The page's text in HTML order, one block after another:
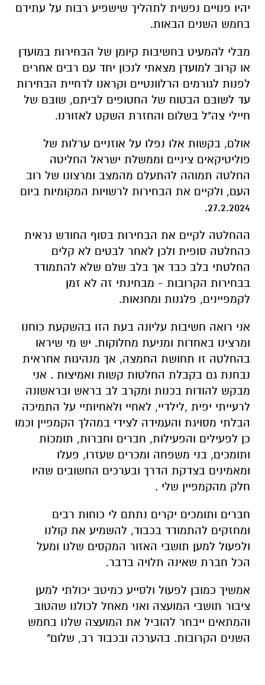
יהיו פנויים נפשית לתהליך שישפיע רבות על עתידם
בחמש השנים הבאות.
מבלי להמעיט בחשיבות קיומן של הבחירות במועדן
או קרוב למועדן מצאתי לנכון יחד עם רבים אחרים
לפנות לגורמים הרלוונטיים וקראנו לדחיית הבחירות
עד לשובם הבטוח של החטופים לביתם, שובם של
חיילי צה"ל בשלום והחזרת השקט לאזורנו.
אולם, בקשות אלו נפלו על אוזניים ערלות של
פוליטיקאים ציניים וממשלת ישראל החליטה
החלטה תמוהה להתעלם מהמצב ומרצונו של רוב
העם, ולקיים את הבחירות לרשויות המקומיות ביום
27.2.2024.
ההחלטה לקיים את הבחירות בסוף החודש נראית
כהחלטה סופית ולכן לאחר לבטים לא קלים
החלטתי בלב כבד אך בלב שלם שלא להתמודד
בבחירות הקרובות - מבחינתי זה לא זמן
לקמפיינים, פלגנות ומחנאות.
אני רואה חשיבות עליונה בעת הזו בהשקעת כוחנו
ומרצינו באחדות ומניעת מחלוקות. יש מי שיראו
בהחלטה זו תחושת החמצה, אך מנהיגות אחראית
נבחנת גם בקבלת החלטות קשות ואמיצות . אני
מבקש להודות בכנות ומקרב לב בראש ובראשונה
לרעייתי יפית ,לילדיי, לאחיי ולאחיותיי על התמיכה
הבלתי מסויגת והעמידה לצידי במהלך הקמפיין וכמו
כן לפעילים והפעילות, חברים וחברות, תומכות
ותומכים, בני משפחה ומכרים שעזרו, פעלו
ומאמינים בצדקת הדרך ובערכים החשובים שהיו
חלק מהקמפיין שלי .
חברים ותומכים יקרים נתתם לי כוחות רבים
ומחזקים להתמודד בכבוד, להשמיע את קולנו
ולפעול למען תושבי האזור המקסים שלנו ומעל
הכל חברת שאינה תלויה בדבר.
אמשיך כמובן לפעול ולסייע כמיטב יכולתי למען
ציבור תושבי המועצה ואני מאחל לכולנו שהטוב
והמתאים ייבחר להוביל את המועצה שלנו בחמש
השנים הקרובות. בהערכה ובכבוד רב, שלום"